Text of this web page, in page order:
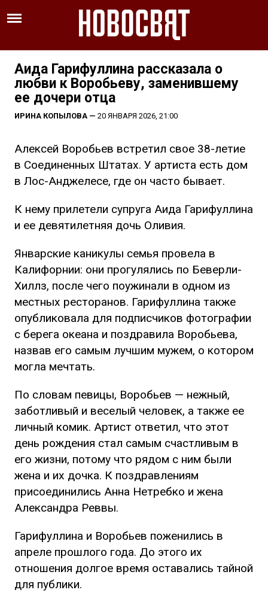
Аида Гарифуллина рассказала о
любви к Воробьеву, заменившему
ее дочери отца
ИРИНА КОПЫЛОВА — 20 ЯНВАРЯ 2026, 21:00
Алексей Воробьев встретил свое 38-летие
в Соединенных Штатах. У артиста есть дом
в Лос-Анджелесе, где он часто бывает.
К нему прилетели супруга Аида Гарифуллина
и ее девятилетняя дочь Оливия.
Январские каникулы семья провела в
Калифорнии: они прогулялись по Беверли-
Хиллз, после чего поужинали в одном из
местных ресторанов. Гарифуллина также
опубликовала для подписчиков фотографии
с берега океана и поздравила Воробьева,
назвав его самым лучшим мужем, о котором
могла мечтать.
По словам певицы, Воробьев — нежный,
заботливый и веселый человек, а также ее
личный комик. Артист ответил, что этот
день рождения стал самым счастливым в
его жизни, потому что рядом с ним были
жена и их дочка. К поздравлениям
присоединились Анна Нетребко и жена
Александра Реввы.
Гарифуллина и Воробьев поженились в
апреле прошлого года. До этого их
отношения долгое время оставались тайной
для публики.